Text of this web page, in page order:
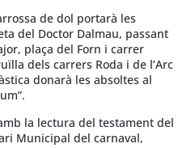
de dol portarà les
del Doctor Dalmau, passant
plaça del Forn i carrer
dels carrers Roda i de l’Arc
donarà les absoltes al
la lectura del testament del
Municipal del carnaval,